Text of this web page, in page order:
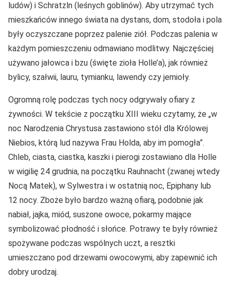
ludów) i Schratzln (leśnych goblinów). Aby utrzymać tych
mieszkańców innego świata na dystans, dom, stodoła i pola
były oczyszczane poprzez palenie ziół. Podczas palenia w
każdym pomieszczeniu odmawiano modlitwy. Najczęściej
używano jałowca i bzu (święte zioła Holle’a), jak również
bylicy, szałwii, lauru, tymianku, lawendy czy jemioły.
Ogromną rolę podczas tych nocy odgrywały ofiary z
żywności. W tekście z początku XIII wieku czytamy, że „w
noc Narodzenia Chrystusa zastawiono stół dla Królowej
Niebios, którą lud nazywa Frau Holda, aby im pomogła”.
Chleb, ciasta, ciastka, kaszki i pierogi zostawiano dla Holle
w wigilię 24 grudnia, na początku Rauhnacht (zwanej wtedy
Nocą Matek), w Sylwestra i w ostatnią noc, Epiphany lub
12 nocy. Zboże było bardzo ważną ofiarą, podobnie jak
nabiał, jajka, miód, suszone owoce, pokarmy mające
symbolizować płodność i słońce. Potrawy te były również
spożywane podczas wspólnych uczt, a resztki
umieszczano pod drzewami owocowymi, aby zapewnić ich
dobry urodzaj.